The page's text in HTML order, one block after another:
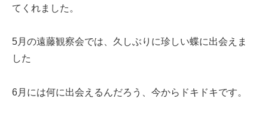
てくれました。
5月の遠藤観察会では、久しぶりに珍しい蝶に出会えま
した
6月には何に出会えるんだろう、今からドキドキです。